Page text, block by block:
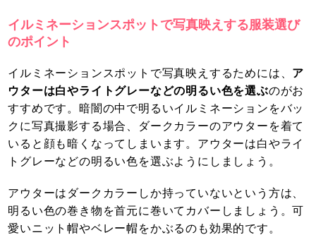
イルミネーションスポットで写真映えする服装選び
のポイント
イルミネーションスポットで写真映えするためには、 ア
ウターは白やライトグレーなどの明るい色を選ぶのがお
すすめです。暗闇の中で明るいイルミネーションをバッ
クに写真撮影する場合、ダークカラーのアウターを着て
いると顔も暗くなってしまいます。アウターは白やライ
トグレーなどの明るい色を選ぶようにしましょう。
アウターはダークカラーしか持っていないという方は、
明るい色の巻き物を首元に巻いてカバーしましょう。可
愛いニット帽やベレー帽をかぶるのも効果的です。